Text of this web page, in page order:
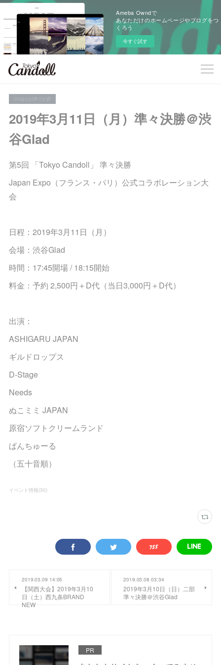
Ameba Owndで
あなただけのホームページやブログをつ
くろう
今すぐ試す
2019.03.08 03:36
2019年3月11日（月）準々決勝＠渋
谷Glad
第5回 「Tokyo Candoll」 準々決勝
Japan Expo（フランス・パリ）公式コラボレーション大
会
日程：2019年3月11日（月）
会場：渋谷Glad
時間：17:45開場 / 18:15開始
料金：予約 2,500円＋D代（当日3,000円＋D代）
出演：
ASHIGARU JAPAN
ギルドロップス
D-Stage
Needs
ぬこミミ JAPAN
原宿ソフトクリームランド
ぱんちゅーる
（五十音順）
イベント情報(30)
2019.03.09 14:05
【関西大会】2019年3月10
日（土）西九条BRAND
NEW
2019.03.08 03:34
2019年3月10日（日）二部
準々決勝＠渋谷Glad
PR